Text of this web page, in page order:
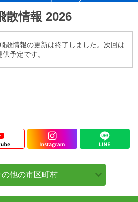
散情報 2026
散情報の更新は終了しました。次回は
予定です。
の他の市区町村